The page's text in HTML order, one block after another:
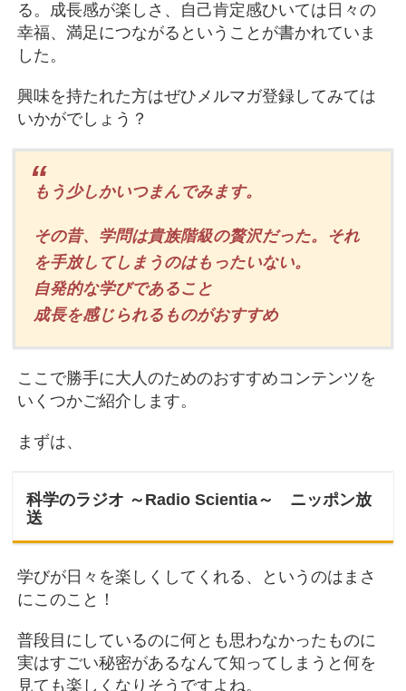
る。成長感が楽しさ、自己肯定感ひいては日々の
幸福、満足につながるということが書かれていま
した。
興味を持たれた方はぜひメルマガ登録してみては
いかがでしょう？
もう少しかいつまんでみます。
その昔、学問は貴族階級の贅沢だった。それ
を手放してしまうのはもったいない。
自発的な学びであること
成長を感じられるものがおすすめ
ここで勝手に大人のためのおすすめコンテンツを
いくつかご紹介します。
まずは、
科学のラジオ ～Radio Scientia～ ニッポン放
送
学びが日々を楽しくしてくれる、というのはまさ
にこのこと！
普段目にしているのに何とも思わなかったものに
実はすごい秘密があるなんて知ってしまうと何を
見ても楽しくなりそうですよね。